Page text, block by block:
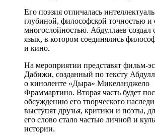
Его поэзия отличалась
глубиной, философской точностью и
многослойностью. Абдуллаев создал
язык, в котором соединялись
и кино.
На мероприятии представят фильм-
Дабижи, созданный по тексту
о киноленте «Дыра» Микеланджело
Фраммартино. Вторая часть будет
обсуждению его творческого
выступят друзья, критики и поэты,
его слово стало частью личной и
истории.